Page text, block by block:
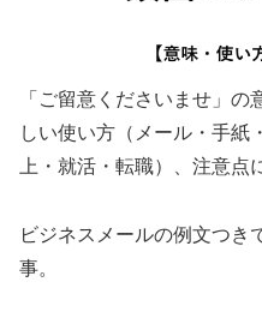
「ご留意くださいませ」
しい使い方（メール・手紙
上・就活・転職）、注意点
ビジネスメールの例文つき
事。